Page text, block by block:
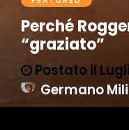
Perché
“graziato”
Postato il
Germano